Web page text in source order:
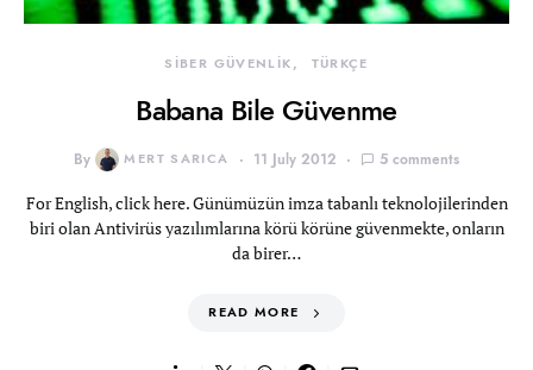
SİBER GÜVENLİK TÜRKÇE
Babana Bile Güvenme
By MERT SARICA 11 July 2012 5 comments
For English, click here. Günümüzün imza tabanlı teknolojilerinden
biri olan Antivirüs yazılımlarına körü körüne güvenmekte, onların
da birer…
READ MORE